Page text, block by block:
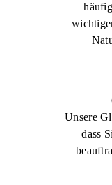
Unsere
dass